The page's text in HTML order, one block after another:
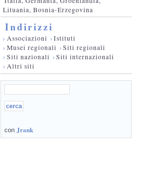
Lituania, Bosnia-Erzegovina
Indirizzi
› Associazioni ›Istituti
› Musei regionali ›Siti regionali
› Siti nazionali ›Siti internazionali
› Altri siti
con Jrank